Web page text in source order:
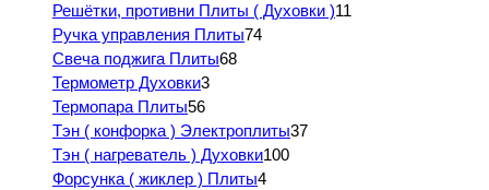
Решётки, противни Плиты ( Духовки )11
Ручка управления Плиты74
Свеча поджига Плиты68
Термометр Духовки3
Термопара Плиты56
Тэн ( конфорка ) Электроплиты37
Тэн ( нагреватель ) Духовки100
Форсунка ( жиклер ) Плиты4